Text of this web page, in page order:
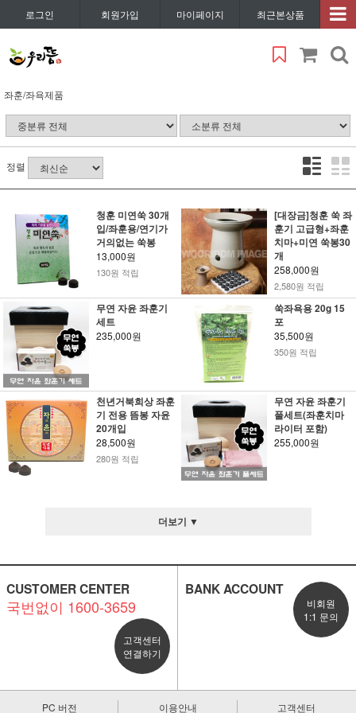
로그인 회원가입 마이페이지 최근본상품
좌훈/좌욕제품
정렬
청훈 미연쑥 30개
입/좌훈용/연기가
거의없는 쑥봉
13,000원
130원 적립
[대장금]청훈 쑥 좌
훈기 고급형+좌훈
치마+미연 쑥봉30
개
258,000원
2,580원 적립
무연 자윤 좌훈기
세트
235,000원
쑥좌욕용 20g 15
포
35,500원
350원 적립
천년거북희상 좌훈
기 전용 뜸봉 자윤
20개입
28,500원
280원 적립
무연 자윤 좌훈기
풀세트(좌훈치마
라이터 포함)
255,000원
더보기 ▼
CUSTOMER CENTER
국번없이 1600-3659
고객센터
연결하기
BANK ACCOUNT
비회원
1:1 문의
PC 버전 이용안내 고객센터